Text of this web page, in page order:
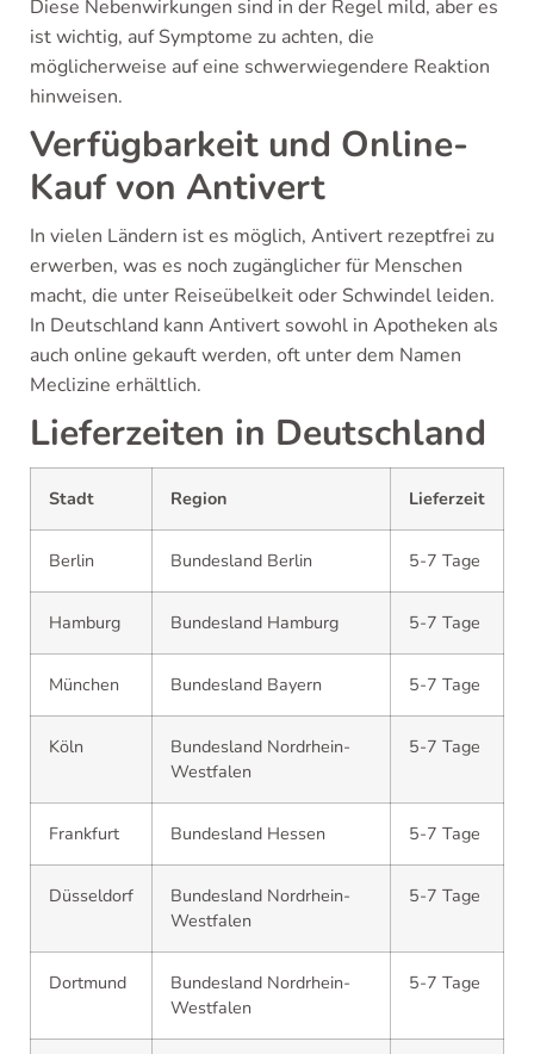
Diese Nebenwirkungen sind in der Regel mild, aber es
ist wichtig, auf Symptome zu achten, die
möglicherweise auf eine schwerwiegendere Reaktion
hinweisen.
Verfügbarkeit und Online-
Kauf von Antivert
In vielen Ländern ist es möglich, Antivert rezeptfrei zu
erwerben, was es noch zugänglicher für Menschen
macht, die unter Reiseübelkeit oder Schwindel leiden.
In Deutschland kann Antivert sowohl in Apotheken als
auch online gekauft werden, oft unter dem Namen
Meclizine erhältlich.
Lieferzeiten in Deutschland
Stadt Region Lieferzeit
Berlin Bundesland Berlin 5-7 Tage
Hamburg Bundesland Hamburg 5-7 Tage
München Bundesland Bayern 5-7 Tage
Köln
Bundesland Nordrhein-
Westfalen
5-7 Tage
Frankfurt Bundesland Hessen 5-7 Tage
Düsseldorf
Bundesland Nordrhein-
Westfalen
5-7 Tage
Dortmund
Bundesland Nordrhein-
Westfalen
5-7 Tage